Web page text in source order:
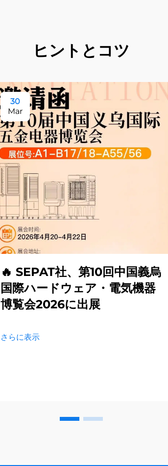
ヒントとコツ
30
Mar
🔥 SEPAT社、第10回中国義烏
国際ハードウェア・電気機器
博覧会2026に出展
さらに表示